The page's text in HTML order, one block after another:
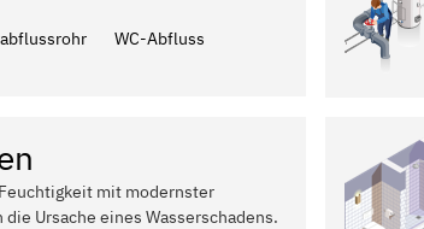
WC-Abfluss
mit modernster
Ursache eines Wasserschadens.